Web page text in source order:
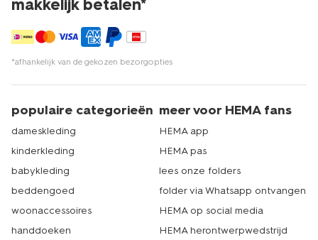
makkelijk betalen*
*afhankelijk van de gekozen bezorgopties
populaire categorieën
dameskleding
kinderkleding
babykleding
beddengoed
woonaccessoires
handdoeken
meer voor HEMA fans
HEMA app
HEMA pas
lees onze folders
folder via Whatsapp ontvangen
HEMA op social media
HEMA herontwerpwedstrijd